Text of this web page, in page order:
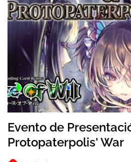
Evento de
Protopaterpolis' War